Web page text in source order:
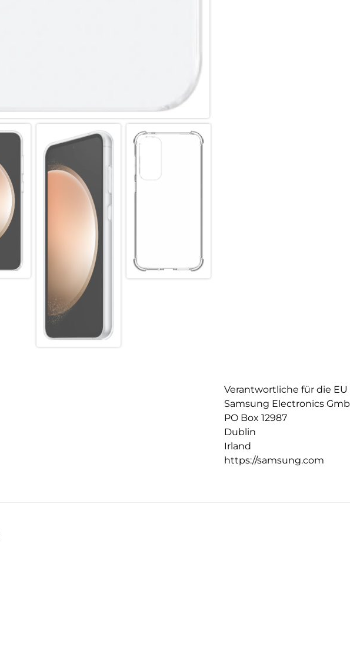
Verantwortliche für die EU
Samsung Electronics
PO Box 12987
Dublin
Irland
https://samsung.com